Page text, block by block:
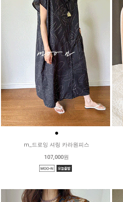
●
m_드로잉 셔링 카라원피스
107,000원